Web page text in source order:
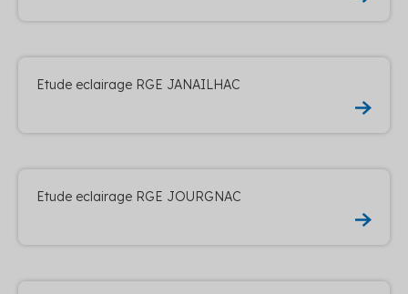
Etude eclairage RGE JANAILHAC
Etude eclairage RGE JOURGNAC